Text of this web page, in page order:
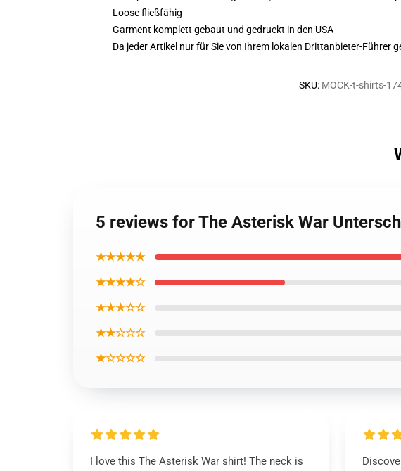
Loose fließfähig
Garment komplett gebaut und gedruckt in den USA
Da jeder Artikel nur für Sie von Ihrem lokalen Drittanbieter-Führer
SKU: MOCK-t-shirts-
5 reviews for The Asterisk War
★★★★★
★★★★☆
★★★☆☆
★★☆☆☆
★☆☆☆☆
I love this The Asterisk War shirt! The neck is